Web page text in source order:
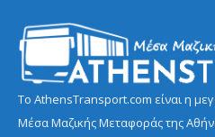
Το AthensTransport.com είναι η
Μέσα Μαζικής Μεταφοράς της